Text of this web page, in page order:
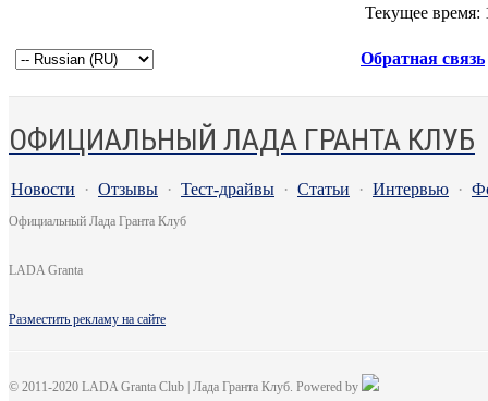
Текущее время:
Обратная связь
ОФИЦИАЛЬНЫЙ ЛАДА ГРАНТА КЛУБ
Новости · Отзывы · Тест-драйвы · Статьи · Интервью ·
Официальный Лада Гранта Клуб
LADA Granta
Разместить рекламу на сайте
© 2011-2020 LADA Granta Club | Лада Гранта Клуб. Powered by